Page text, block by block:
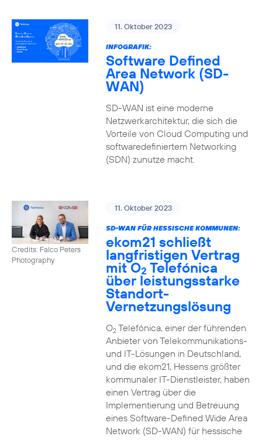
11. Oktober 2023
INFOGRAFIK:
Software Defined
Area Network (SD-
WAN)
SD-WAN ist eine moderne
Netzwerkarchitektur, die sich die
Vorteile von Cloud Computing und
softwaredefiniertem Networking
(SDN) zunutze macht.
Credits: Falco Peters
Photography
11. Oktober 2023
SD-WAN FÜR HESSISCHE KOMMUNEN:
ekom21 schließt
langfristigen Vertrag
mit O2 Telefónica
über leistungsstarke
Standort-
Vernetzungslösung
O2Telefónica, einer der führenden
Anbieter von Telekommunikations-
und IT-Lösungen in Deutschland,
und die ekom21, Hessens größter
kommunaler IT-Dienstleister, haben
einen Vertrag über die
Implementierung und Betreuung
eines Software-Defined Wide Area
Network (SD-WAN) für hessische